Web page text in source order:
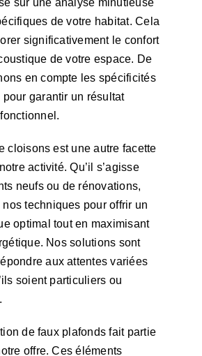
de votre habitat. Cela
significativement le confort
de votre espace. De
en compte les spécificités
garantir un résultat
cloisons est une autre facette
activité. Qu’il s’agisse
neufs ou de rénovations,
techniques pour offrir un
optimal tout en maximisant
Nos solutions sont
aux attentes variées
soient particuliers ou
de faux plafonds fait partie
offre. Ces éléments